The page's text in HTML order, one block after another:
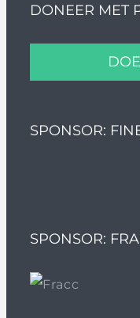
DONEER MET
SPONSOR:
SPONSOR: